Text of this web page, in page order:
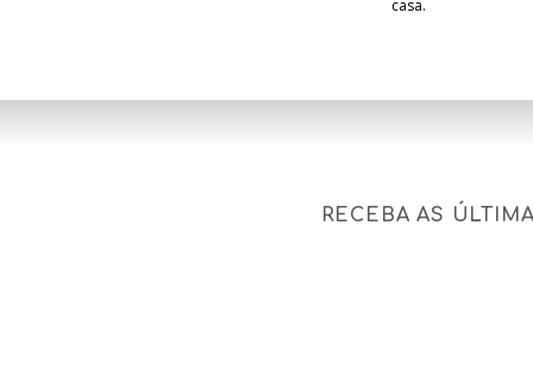
casa.
RECEBA AS